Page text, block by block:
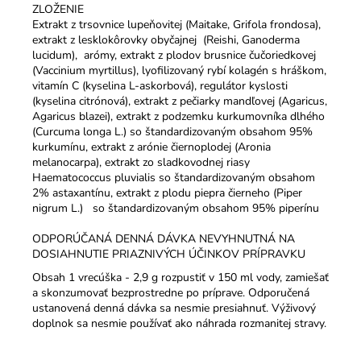
ZLOŽENIE
Extrakt z trsovnice lupeňovitej (Maitake, Grifola frondosa),
extrakt z lesklokôrovky obyčajnej (Reishi, Ganoderma
lucidum), arómy, extrakt z plodov brusnice čučoriedkovej
(Vaccinium myrtillus), lyofilizovaný rybí kolagén s hráškom,
vitamín C (kyselina L-askorbová), regulátor kyslosti
(kyselina citrónová), extrakt z pečiarky mandľovej (Agaricus,
Agaricus blazei), extrakt z podzemku kurkumovníka dlhého
(Curcuma longa L.) so štandardizovaným obsahom 95%
kurkumínu, extrakt z arónie čiernoplodej (Aronia
melanocarpa), extrakt zo sladkovodnej riasy
Haematococcus pluvialis so štandardizovaným obsahom
2% astaxantínu, extrakt z plodu piepra čierneho (Piper
nigrum L.) so štandardizovaným obsahom 95% piperínu
ODPORÚČANÁ DENNÁ DÁVKA NEVYHNUTNÁ NA
DOSIAHNUTIE PRIAZNIVÝCH ÚČINKOV PRÍPRAVKU
Obsah 1 vrecúška - 2,9 g rozpustiť v 150 ml vody, zamiešať
a skonzumovať bezprostredne po príprave. Odporučená
ustanovená denná dávka sa nesmie presiahnuť. Výživový
doplnok sa nesmie používať ako náhrada rozmanitej stravy.